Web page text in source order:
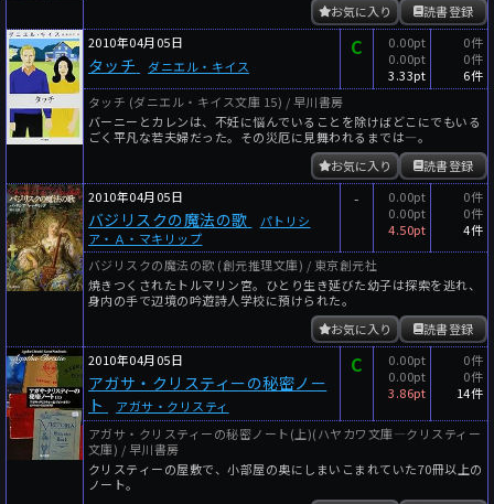
読書登録
お気に入り
2010年04月05日
タッチ ダニエル・キイス
C
0.00pt
0.00pt
3.33pt
0件
0件
6件
タッチ (ダニエル・キイス文庫 15) / 早川書房
バーニーとカレンは、不妊に悩んでいることを除けばどこにでもいる
ごく平凡な若夫婦だった。その災厄に見舞われるまでは―。
読書登録
お気に入り
2010年04月05日
バジリスクの魔法の歌
パトリシ
ア・Ａ・マキリップ
-
0.00pt
0.00pt
4.50pt
0件
0件
4件
バジリスクの魔法の歌 (創元推理文庫) / 東京創元社
焼きつくされたトルマリン宮。ひとり生き延びた幼子は探索を逃れ、
身内の手で辺境の吟遊詩人学校に預けられた。
読書登録
お気に入り
2010年04月05日
アガサ・クリスティーの秘密ノー
ト
アガサ・クリスティ
C
0.00pt
0.00pt
3.86pt
0件
0件
14件
アガサ・クリスティーの秘密ノート(上)(ハヤカワ文庫―クリスティー
文庫) / 早川書房
クリスティーの屋敷で、小部屋の奥にしまいこまれていた70冊以上の
ノート。